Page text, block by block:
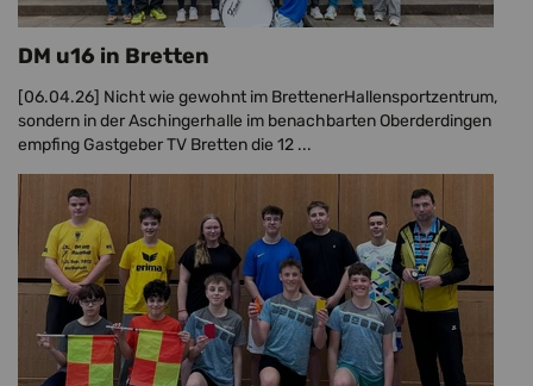
DM u16 in Bretten
[06.04.26] Nicht wie gewohnt im BrettenerHallensportzentrum,
sondern in der Aschingerhalle im benachbarten Oberderdingen
empfing Gastgeber TV Bretten die 12 ...